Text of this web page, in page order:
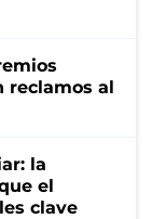
reclamos al
la
el
clave